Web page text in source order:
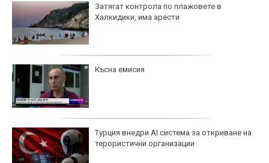
Затягат контрола по плажовете в
Халкидики, има арести
Късна емисия
Турция внедри AI система за откриване на
терористични организации